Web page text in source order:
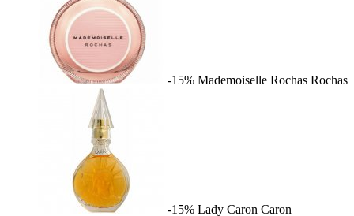
-15% Mademoiselle Rochas Rochas
-15% Lady Caron Caron